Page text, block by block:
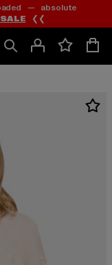
— absolute
❮❮